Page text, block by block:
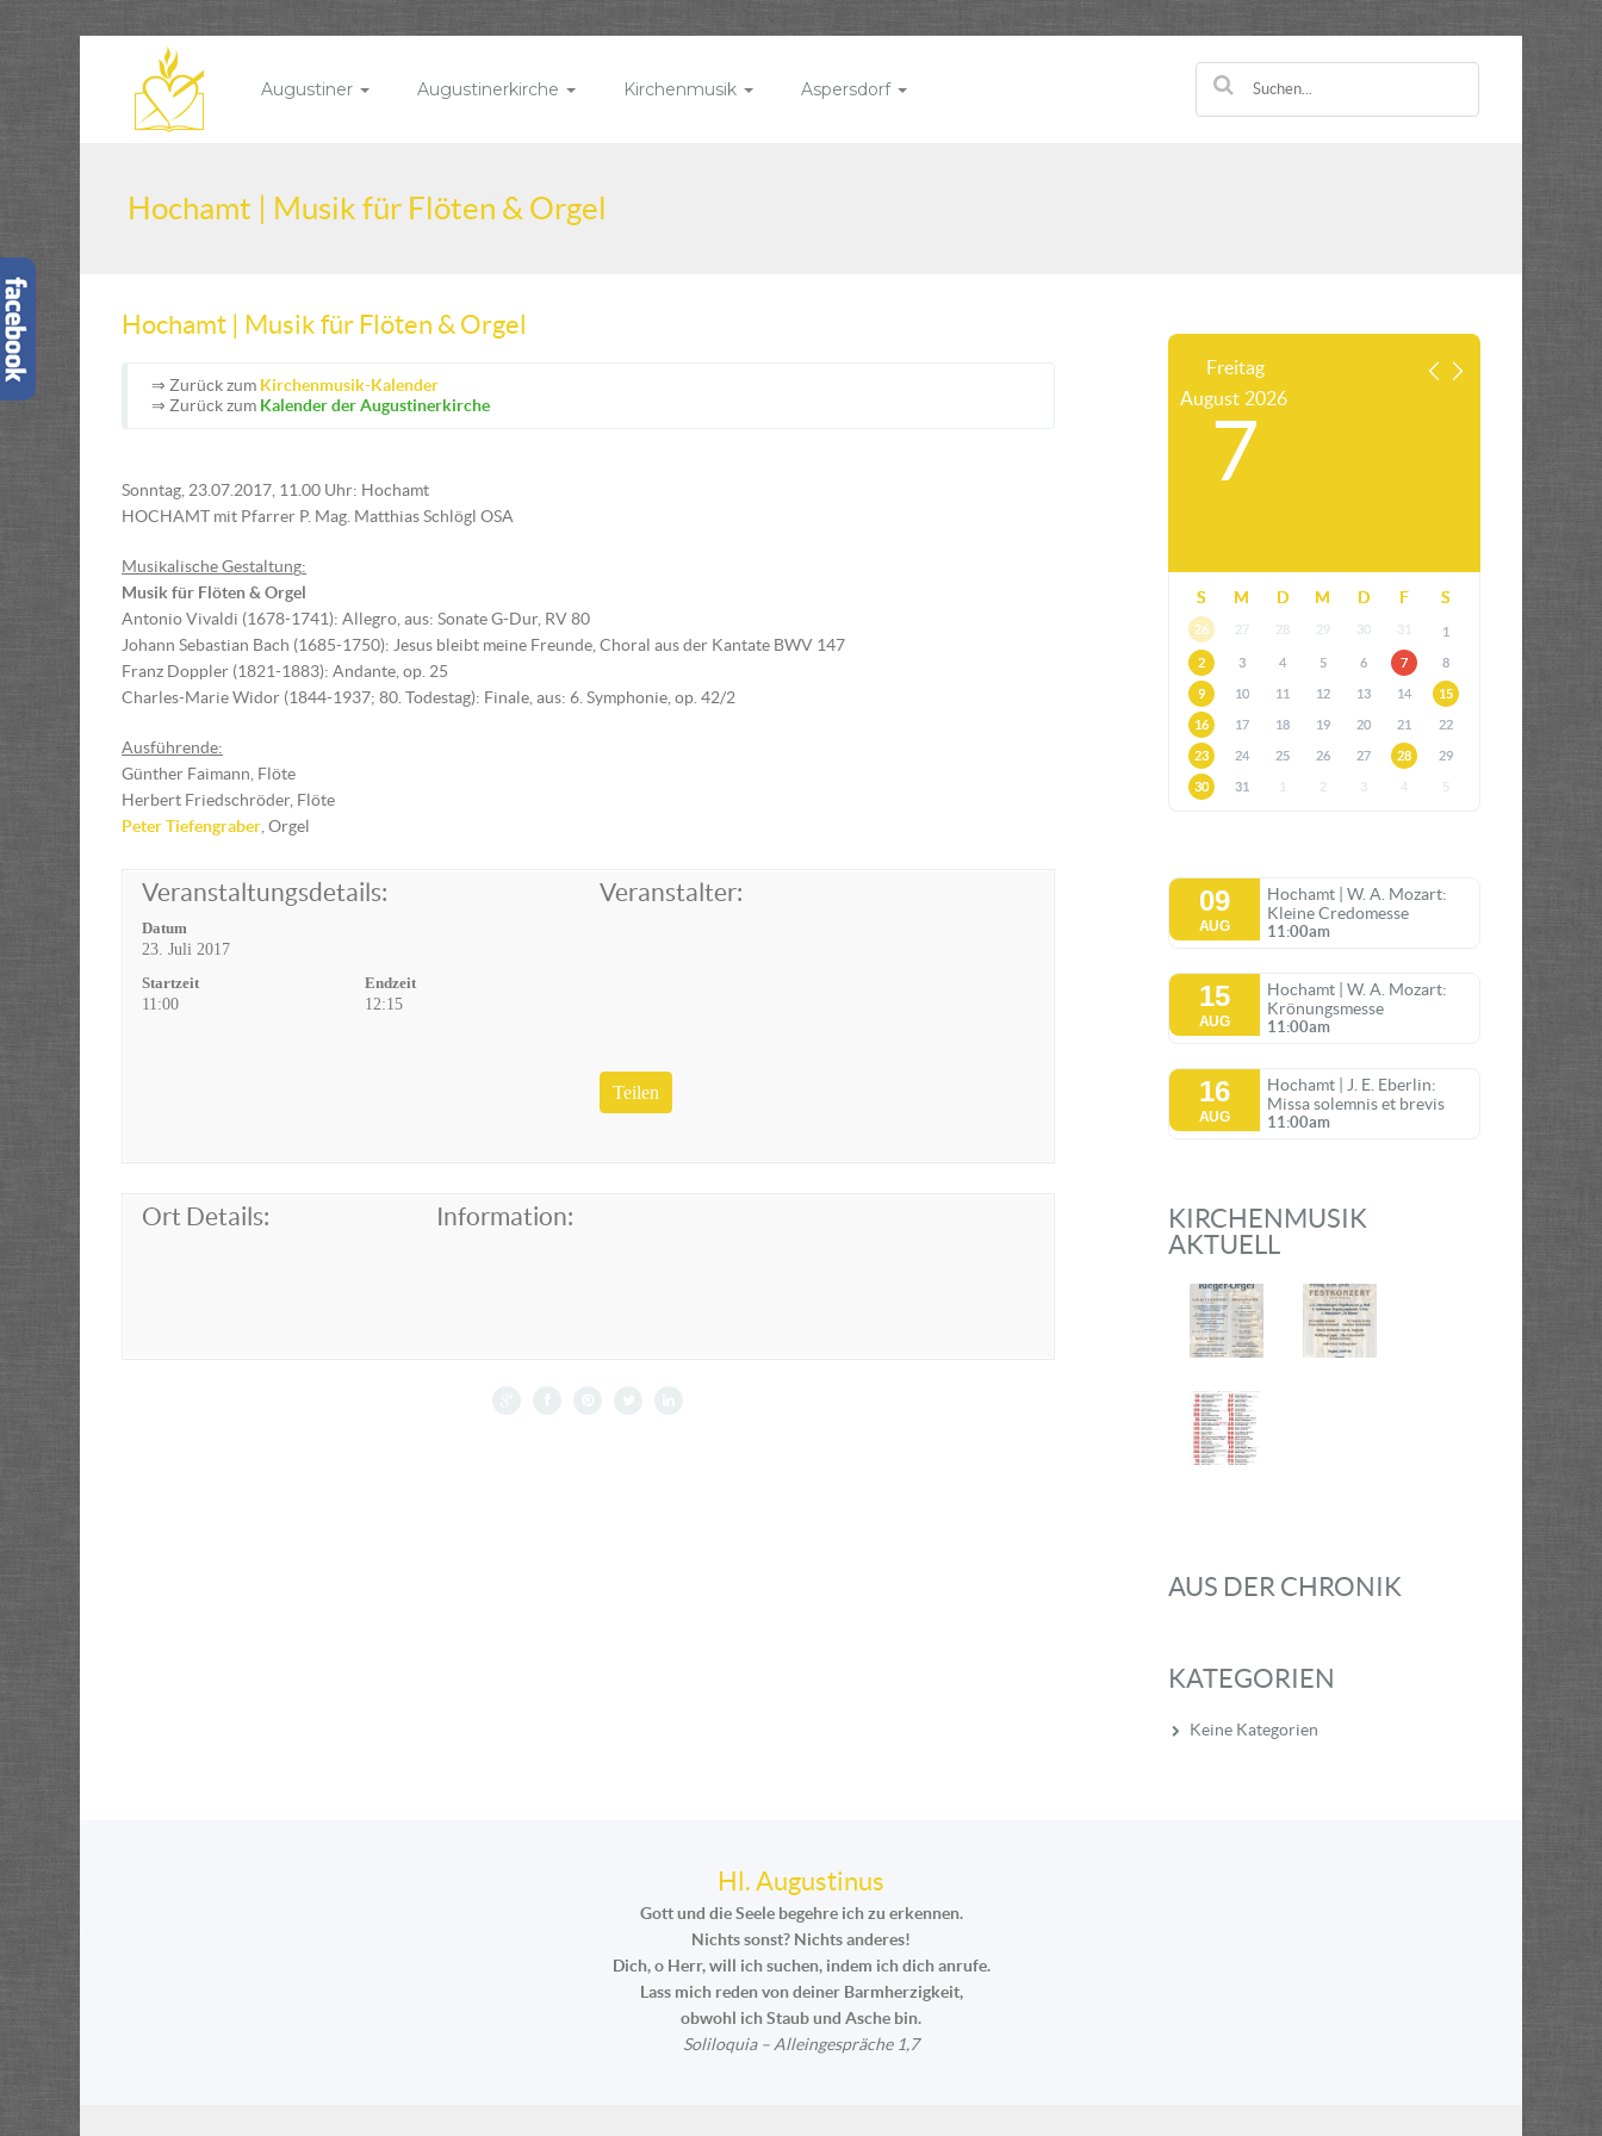
Augustiner Augustinerkirche Kirchenmusik Aspersdorf
Hochamt | Musik für Flöten & Orgel
Hochamt | Musik für Flöten & Orgel
⇒ Zurück zum Kirchenmusik-Kalender
⇒ Zurück zum Kalender der Augustinerkirche
Sonntag, 23.07.2017, 11.00 Uhr: Hochamt
HOCHAMT mit Pfarrer P. Mag. Matthias Schlögl OSA
Musikalische Gestaltung:
Musik für Flöten & Orgel
Antonio Vivaldi (1678-1741): Allegro, aus: Sonate G-Dur, RV 80
Johann Sebastian Bach (1685-1750): Jesus bleibt meine Freunde, Choral aus der Kantate BWV 147
Franz Doppler (1821-1883): Andante, op. 25
Charles-Marie Widor (1844-1937; 80. Todestag): Finale, aus: 6. Symphonie, op. 42/2
Ausführende:
Günther Faimann, Flöte
Herbert Friedschröder, Flöte
Peter Tiefengraber , Orgel
Veranstaltungsdetails:
Datum
23. Juli 2017
Startzeit
11:00
Endzeit
12:15
Veranstalter:
Teilen
Ort Details: Information:
Freitag
August 2026
7
S M D M D F S
26 27 28 29 30 31 1
2 3 4 5 6 7 8
9 10 11 12 13 14 15
16 17 18 19 20 21 22
23 24 25 26 27 28 29
30 31 1 2 3 4 5
09
AUG
Hochamt | W. A. Mozart:
Kleine Credomesse
11:00am
15
AUG
Hochamt | W. A. Mozart:
Krönungsmesse
11:00am
16
AUG
Hochamt | J. E. Eberlin:
Missa solemnis et brevis
11:00am
KIRCHENMUSIK
AKTUELL
AUS DER CHRONIK
KATEGORIEN
Keine Kategorien
Hl. Augustinus
Gott und die Seele begehre ich zu erkennen.
Nichts sonst? Nichts anderes!
Dich, o Herr, will ich suchen, indem ich dich anrufe.
Lass mich reden von deiner Barmherzigkeit,
obwohl ich Staub und Asche bin.
Soliloquia – Alleingespräche 1,7